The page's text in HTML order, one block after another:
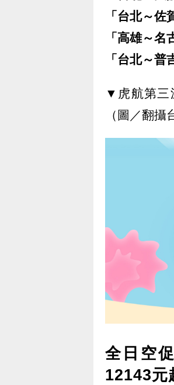
「台北～
「高雄～
「台北～
▼ 虎航第三
（圖／翻攝
全日空
12143元